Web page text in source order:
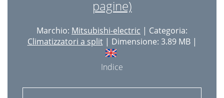
pagine)
Marchio: Mitsubishi-electric | Categoria:
Climatizzatori a split| Dimensione: 3.89 MB |
Indice